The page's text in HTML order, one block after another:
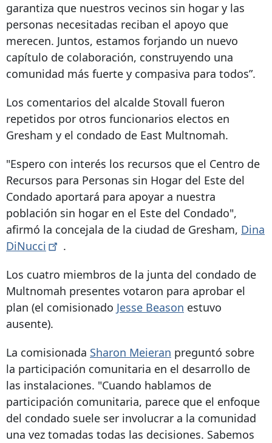
garantiza que nuestros vecinos sin hogar y las
personas necesitadas reciban el apoyo que
merecen. Juntos, estamos forjando un nuevo
capítulo de colaboración, construyendo una
comunidad más fuerte y compasiva para todos”.
Los comentarios del alcalde Stovall fueron
repetidos por otros funcionarios electos en
Gresham y el condado de East Multnomah.
"Espero con interés los recursos que el Centro de
Recursos para Personas sin Hogar del Este del
Condado aportará para apoyar a nuestra
población sin hogar en el Este del Condado",
afirmó la concejala de la ciudad de Gresham, Dina
DiNucci
.
Los cuatro miembros de la junta del condado de
Multnomah presentes votaron para aprobar el
plan (el comisionado Jesse Beason estuvo
ausente).
La comisionada Sharon Meieran preguntó sobre
la participación comunitaria en el desarrollo de
las instalaciones. "Cuando hablamos de
participación comunitaria, parece que el enfoque
del condado suele ser involucrar a la comunidad
una vez tomadas todas las decisiones. Sabemos